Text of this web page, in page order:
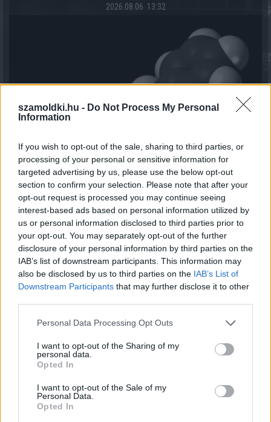
szamoldki.hu - Do Not Process My Personal
Information
If you wish to opt-out of the sale, sharing to third parties, or
processing of your personal or sensitive information for
targeted advertising by us, please use the below opt-out
section to confirm your selection. Please note that after your
opt-out request is processed you may continue seeing
interest-based ads based on personal information utilized by
us or personal information disclosed to third parties prior to
your opt-out. You may separately opt-out of the further
disclosure of your personal information by third parties on the
IAB’s list of downstream participants. This information may
also be disclosed by us to third parties on the IAB’s List of
Downstream Participants that may further disclose it to other
Please note that this website/app uses one or more Google
not limited to your visit or usage behaviour. You may click to
grant or deny consent to Google and its third-party tags to
use your data for below specified purposes in below Google
consent section.
Personal Data Processing Opt Outs
I want to opt-out of the Sharing of my
personal data.
Opted In
I want to opt-out of the Sale of my
Personal Data.
Opted In
2026.08.06. 13:32
Kiderült, mennyi mindent jelenthet: itt az első országos
mémkutatás
2026.08.06. 13:05
Húsz lakóközösség nyert milliókat – panelok és
téglaépületek is megújulnak országszerte